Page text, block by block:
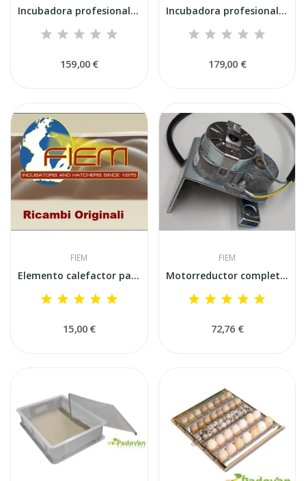
Incubadora profesional automática Borotto Lumia 16
159,00 €
Incubadora profesional automática Borotto REAL 24
179,00 €
FIEM
Elemento calefactor para incubadora Fiem Inca
15,00 €
FIEM
Motorreductor completo para volteo de huevos MG...
72,76 €